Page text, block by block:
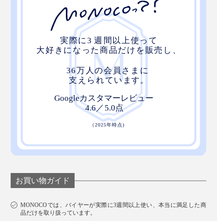
お買い物ガイド
MONOCOでは、バイヤーが実際に3週間以上使い、本当に満足した商
品だけを取り扱っています。